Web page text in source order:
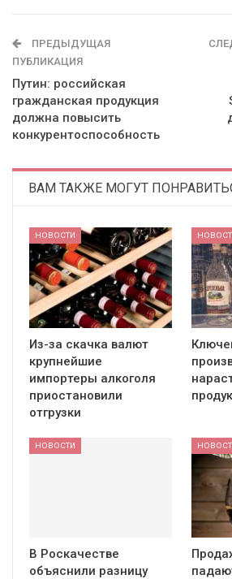
ПРЕДЫДУЩАЯ
ПУБЛИКАЦИЯ
Путин: российская
гражданская продукция
должна повысить
конкурентоспособность
ВАМ ТАКЖЕ МОГУТ
НОВОСТИ
Из-за скачка валют
крупнейшие
импортеры алкоголя
приостановили
отгрузки
НОВОСТИ
В Роскачестве
объяснили разницу